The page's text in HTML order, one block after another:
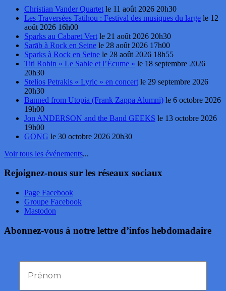
Christian Vander Quartet le 11 août 2026 20h30
Les Traversées Tatihou : Festival des musiques du large le 12
août 2026 16h00
Sparks au Cabaret Vert le 21 août 2026 20h30
Sarāb à Rock en Seine le 28 août 2026 17h00
Sparks à Rock en Seine le 28 août 2026 18h55
Titi Robin « Le Sable et l’Écume » le 18 septembre 2026
20h30
Stelios Petrakis « Lyric » en concert le 29 septembre 2026
20h30
Banned from Utopia (Frank Zappa Alumni) le 6 octobre 2026
19h00
Jon ANDERSON and the Band GEEKS le 13 octobre 2026
19h00
GONG le 30 octobre 2026 20h30
Voir tous les événements...
Rejoignez-nous sur les réseaux sociaux
Page Facebook
Groupe Facebook
Mastodon
Abonnez-vous à notre lettre d’infos hebdomadaire